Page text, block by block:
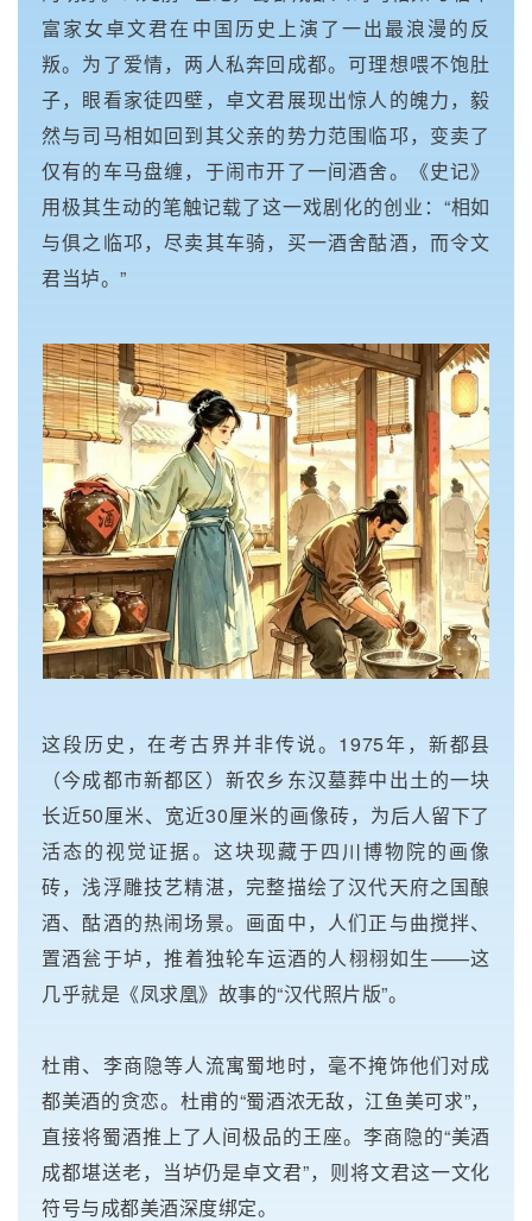
富家女卓文君在中国历史上演了一出最浪漫的反
叛。为了爱情，两人私奔回成都。可理想喂不饱肚
子，眼看家徒四壁，卓文君展现出惊人的魄力，毅
然与司马相如回到其父亲的势力范围临邛，变卖了
仅有的车马盘缠，于闹市开了一间酒舍。《史记》
用极其生动的笔触记载了这一戏剧化的创业：“相如
与俱之临邛，尽卖其车骑，买一酒舍酤酒，而令文
君当垆。”
这段历史，在考古界并非传说。1975年，新都县
（今成都市新都区）新农乡东汉墓葬中出土的一块
长近50厘米、宽近30厘米的画像砖，为后人留下了
活态的视觉证据。这块现藏于四川博物院的画像
砖，浅浮雕技艺精湛，完整描绘了汉代天府之国酿
酒、酤酒的热闹场景。画面中，人们正与曲搅拌、
置酒瓮于垆，推着独轮车运酒的人栩栩如生——这
几乎就是《凤求凰》故事的“汉代照片版”。
杜甫、李商隐等人流寓蜀地时，毫不掩饰他们对成
都美酒的贪恋。杜甫的“蜀酒浓无敌，江鱼美可求”，
直接将蜀酒推上了人间极品的王座。李商隐的“美酒
成都堪送老，当垆仍是卓文君”，则将文君这一文化
符号与成都美酒深度绑定。